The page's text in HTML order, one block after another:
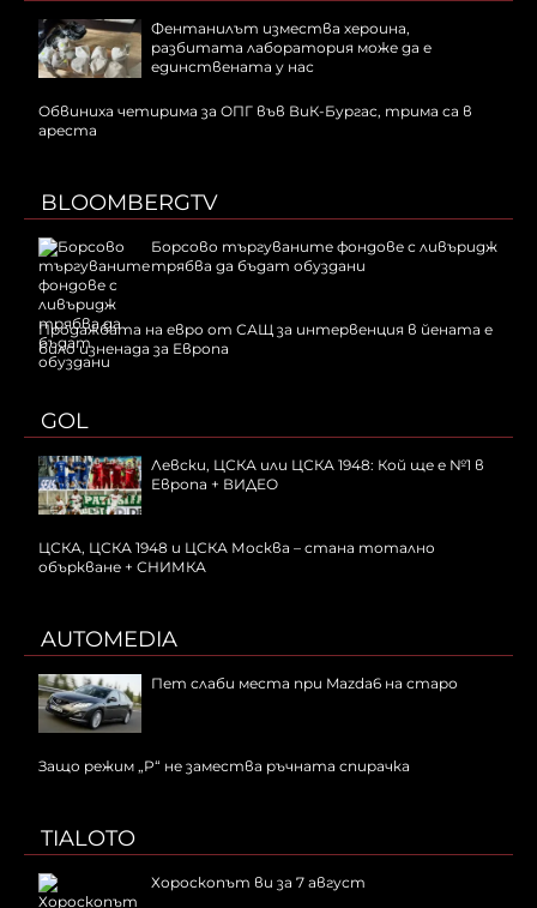
Фентанилът измества хероина,
разбитата лаборатория може да е
единствената у нас
Обвиниха четирима за ОПГ във ВиК-Бургас, трима са в
ареста
BLOOMBERGTV
Борсово търгуваните фондове с ливъридж
трябва да бъдат обуздани
Продажбата на евро от САЩ за интервенция в йената е
било изненада за Европа
GOL
Левски, ЦСКА или ЦСКА 1948: Кой ще е №1 в
Европа + ВИДЕО
ЦСКА, ЦСКА 1948 и ЦСКА Москва – стана тотално
объркване + СНИМКА
AUTOMEDIA
Пет слаби места при Mazda6 на старо
Защо режим „P“ не замества ръчната спирачка
TIALOTO
Хороскопът ви за 7 август